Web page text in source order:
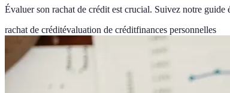
Évaluer son rachat de crédit est crucial. Suivez notre guide
rachat de créditévaluation de créditfinances personnelles